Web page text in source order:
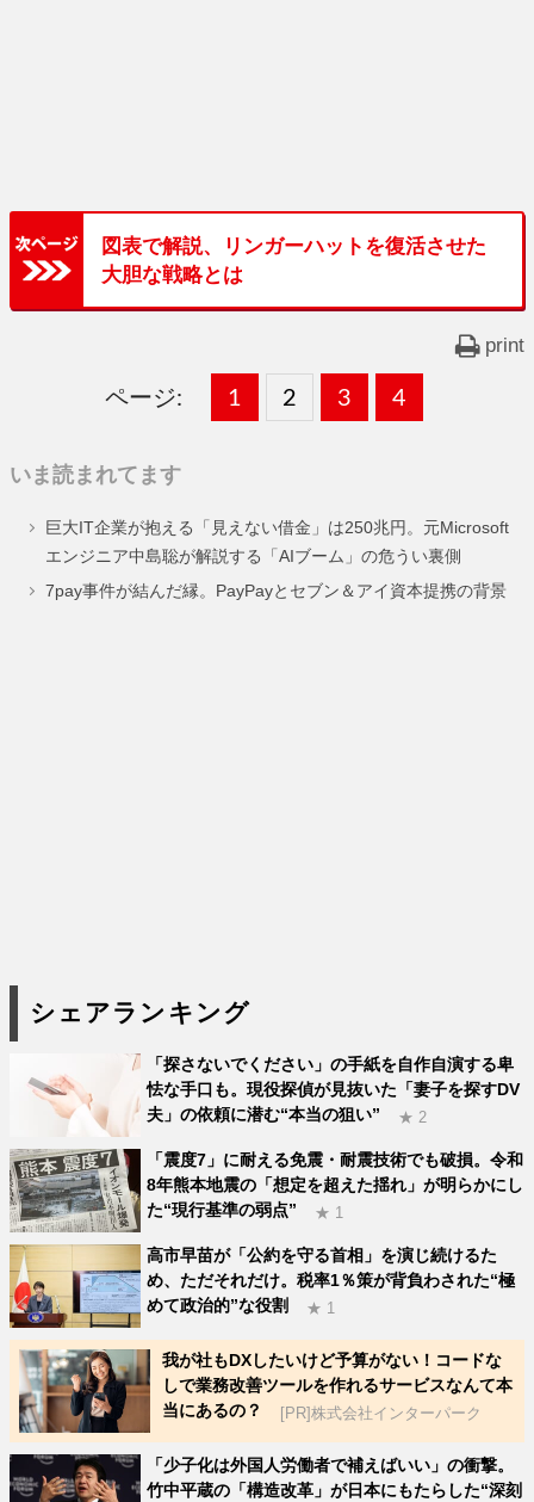
図表で解説、リンガーハットを復活させた
大胆な戦略とは
print
ページ:
固
ー
ジ
1 ,
固
ー
ジ
2 ,
固
ー
ジ
3 ,
固
ー
ジ
4
いま読まれてます
巨大IT企業が抱える「見えない借金」は250兆円。元Microsoft
エンジニア中島聡が解説する「AIブーム」の危うい裏側
7pay事件が結んだ縁。PayPayとセブン＆アイ資本提携の背景
シェアランキング
「探さないでください」の手紙を自作自演する卑
怯な手口も。現役探偵が見抜いた「妻子を探すDV
夫」の依頼に潜む“本当の狙い”
★ 2
「震度7」に耐える免震・耐震技術でも破損。令和
8年熊本地震の「想定を超えた揺れ」が明らかにし
た“現行基準の弱点”
★ 1
高市早苗が「公約を守る首相」を演じ続けるた
め、ただそれだけ。税率1％策が背負わされた“極
めて政治的”な役割
★ 1
我が社もDXしたいけど予算がない！コードな
しで業務改善ツールを作れるサービスなんて本
当にあるの？
[PR]株式会社インターパーク
「少子化は外国人労働者で補えばいい」の衝撃。
竹中平蔵の「構造改革」が日本にもたらした“深刻